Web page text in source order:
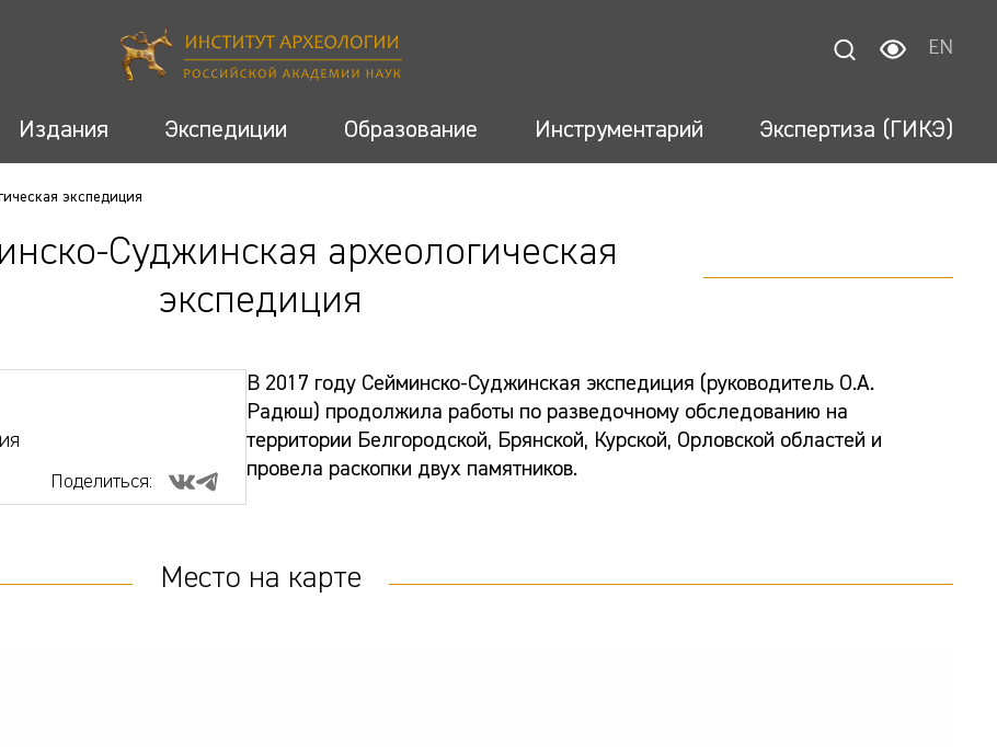
EN
Издания Экспедиции Образование Инструментарий Экспертиза (ГИКЭ)
экспедиция
Суджинская археологическая
экспедиция
Поделиться:
В 2017 году Сейминско-Суджинская экспедиция (руководитель О.А.
Радюш) продолжила работы по разведочному обследованию на
территории Белгородской, Брянской, Курской, Орловской областей и
провела раскопки двух памятников.
Место на карте